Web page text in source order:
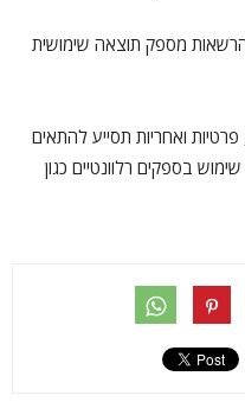
הרשאות מספק תוצאה שימושית
ואחריות תסייע להתאים
בספקים רלוונטיים כגון